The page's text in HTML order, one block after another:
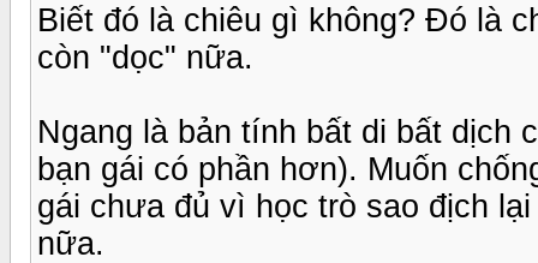
Biết đó là chiêu gì không? Đó là
còn "dọc" nữa.
Ngang là bản tính bất di bất dịch
bạn gái có phần hơn). Muốn
gái chưa đủ vì học trò sao địch
nữa.